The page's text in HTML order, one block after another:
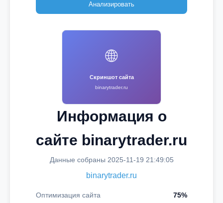
Анализировать
🌐
Скриншот сайта
binarytrader.ru
Информация о
сайте binarytrader.ru
Данные собраны 2025-11-19 21:49:05
binarytrader.ru
Оптимизация сайта 75%